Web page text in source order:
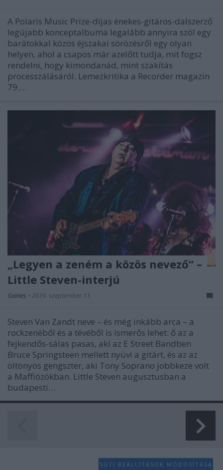
A Polaris Music Prize-díjas énekes-gitáros-dalszerző
legújabb konceptalbuma legalább annyira szól egy
barátokkal közös éjszakai sörözésről egy olyan
helyen, ahol a csapos már azelőtt tudja, mit fogsz
rendelni, hogy kimondanád, mint szakítás
processzálásáról. Lemezkritika a Recorder magazin
79.…
„Legyen a zeném a közös nevező” –
Little Steven-interjú
Gaines • 2019. szeptember 11.
Steven Van Zandt neve – és még inkább arca – a
rockzenéből és a tévéből is ismerős lehet: ő az a
fejkendős-sálas pasas, aki az E Street Bandben
Bruce Springsteen mellett nyüvi a gitárt, és az az
öltönyös gengszter, aki Tony Soprano jobbkeze volt
a Maffiózókban. Little Steven augusztusban a
budapesti…
SÜTI BEÁLLÍTÁSOK MÓDOSÍTÁSA